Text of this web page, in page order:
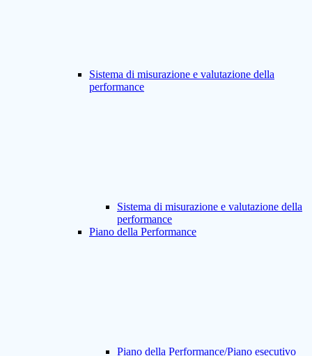
Sistema di misurazione e valutazione della
performance
Sistema di misurazione e valutazione della
performance
Piano della Performance
Piano della Performance/Piano esecutivo